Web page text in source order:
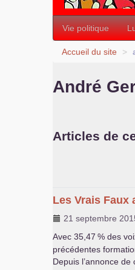
Vie politique
Accueil du site >
André
Articles de
Les Vrais Faux
21 septembre
Avec 35,47 % des
précédentes
Depuis l’annonce